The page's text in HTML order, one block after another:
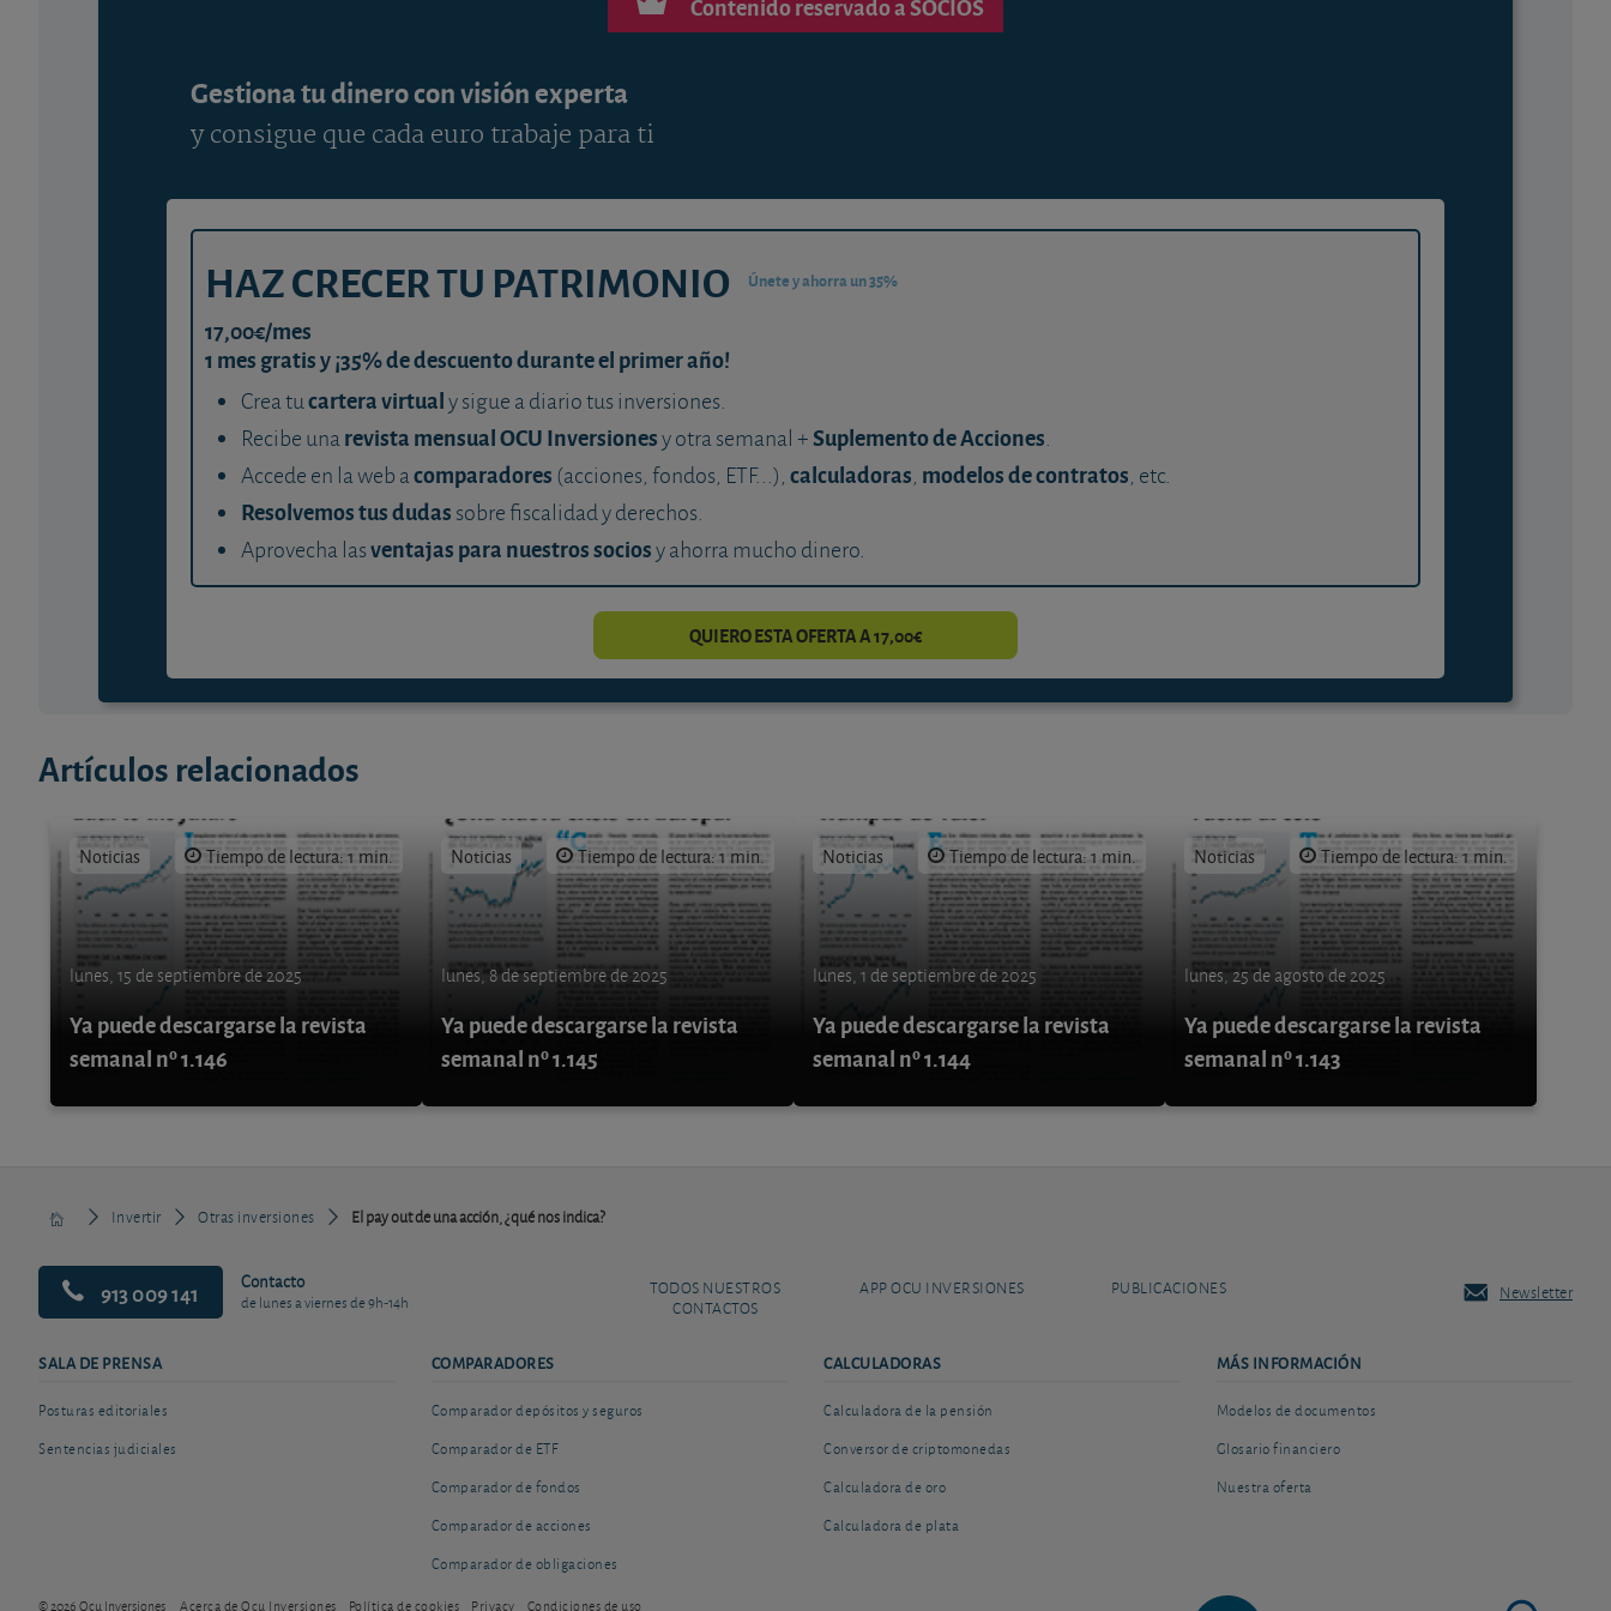
Gestiona tu dinero con visión experta
y consigue que cada euro trabaje para ti
HAZ CRECER TU PATRIMONIO Únete y ahorra un 35%
17,00€/mes
1 mes gratis y ¡35% de descuento durante el primer año!
Crea tucartera virtualy sigue a diario tus inversiones.
Recibe unarevista mensual OCU Inversionesy otra semanal +Suplemento de Acciones.
Accede en la web acomparadores (acciones, fondos, ETF...), calculadoras, modelos de contratos, etc.
Resolvemos tus dudas sobre fiscalidad y derechos.
Aprovecha lasventajas para nuestros sociosy ahorra mucho dinero.
QUIERO ESTA OFERTA A 17,00€
Artículos relacionados
Noticias Tiempo de lectura: 1 min.
lunes, 15 de septiembre de 2025
Ya puede descargarse la revista
semanal nº 1.146
Noticias Tiempo de lectura: 1 min.
lunes, 8 de septiembre de 2025
Ya puede descargarse la revista
semanal nº 1.145
Noticias Tiempo de lectura: 1 min.
lunes, 1 de septiembre de 2025
Ya puede descargarse la revista
semanal nº 1.144
Noticias Tiempo de lectura: 1 min.
lunes, 25 de agosto de 2025
Ya puede descargarse la revista
semanal nº 1.143
Invertir Otras inversiones El pay out de una acción, ¿qué nos indica?
913 009 141 Contacto
de lunes a viernes de 9h-14h
TODOS NUESTROS
CONTACTOS
APP OCU INVERSIONES PUBLICACIONES Newsletter
SALA DE PRENSA
Posturas editoriales
Sentencias judiciales
COMPARADORES
Comparador depósitos y seguros
Comparador de ETF
Comparador de fondos
Comparador de acciones
Comparador de obligaciones
CALCULADORAS
Calculadora de la pensión
Conversor de criptomonedas
Calculadora de oro
Calculadora de plata
MÁS INFORMACIÓN
Modelos de documentos
Glosario financiero
Nuestra oferta
© 2026 Ocu Inversiones Acerca de Ocu Inversiones Política de cookies Privacy Condiciones de uso